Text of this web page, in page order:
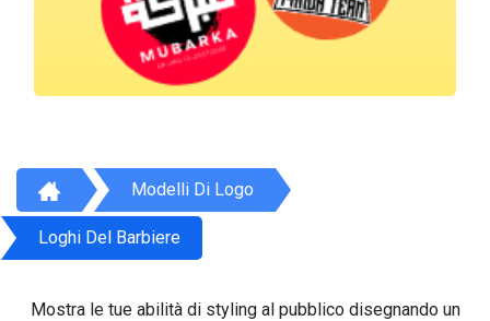
Modelli Di Logo
Loghi Del Barbiere
Mostra le tue abilità di styling al pubblico disegnando un